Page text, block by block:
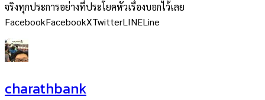
จริงทุกประการอย่างที่ประโยคหัวเรื่องบอกไว้เลย
FacebookFacebookXTwitterLINELine
charathbank